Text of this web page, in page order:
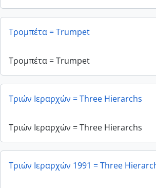
Τρομπέτα = Trumpet
Τρομπέτα = Trumpet
Τριών Ιεραρχών = Three Hierarchs
Τριών Ιεραρχών = Three Hierarchs
Τριών Ιεραρχών 1991 = Three